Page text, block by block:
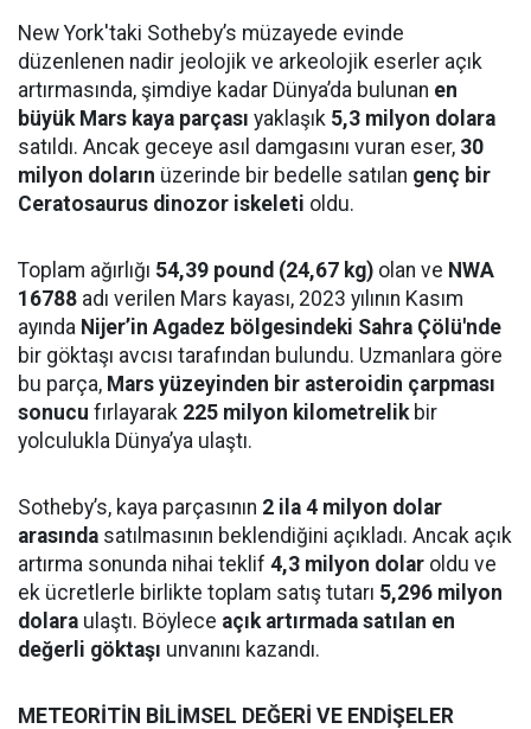
New York'taki Sotheby’s müzayede evinde
düzenlenen nadir jeolojik ve arkeolojik eserler açık
artırmasında, şimdiye kadar Dünya’da bulunan en
büyük Mars kaya parçası yaklaşık 5,3 milyon dolara
satıldı. Ancak geceye asıl damgasını vuran eser, 30
milyon doların üzerinde bir bedelle satılan genç bir
Ceratosaurus dinozor iskeleti oldu.
Toplam ağırlığı 54,39 pound (24,67 kg) olan ve NWA
16788 adı verilen Mars kayası, 2023 yılının Kasım
ayında Nijer’in Agadez bölgesindeki Sahra Çölü'nde
bir göktaşı avcısı tarafından bulundu. Uzmanlara göre
bu parça, Mars yüzeyinden bir asteroidin çarpması
sonucu fırlayarak 225 milyon kilometrelikbir
yolculukla Dünya’ya ulaştı.
Sotheby’s, kaya parçasının 2 ila 4 milyon dolar
arasında satılmasının beklendiğini açıkladı. Ancak açık
artırma sonunda nihai teklif 4,3 milyon dolar oldu ve
ek ücretlerle birlikte toplam satış tutarı 5,296 milyon
dolara ulaştı. Böylece açık artırmada satılan en
değerli göktaşı unvanını kazandı.
METEORİTİN BİLİMSEL DEĞERİ VE ENDİŞELER